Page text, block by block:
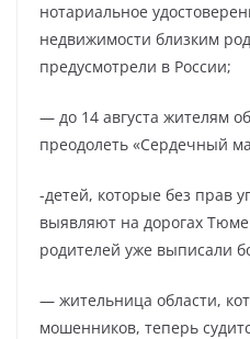
нотариальное
недвижимости близким
предусмотрели в России;
— до 14 августа жителям
преодолеть «Сердечный
-детей, которые без прав
выявляют на дорогах
родителей уже выписали
— жительница области,
мошенников, теперь